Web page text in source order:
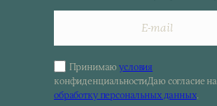
Sign
up
for
Принимаюусловия
конфиденциальностиДаю согласие на
обработку персональных данных.